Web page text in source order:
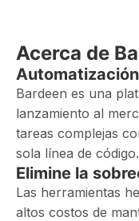
Acerca de
Bardeen es una
lanzamiento al
tareas complejas
sola línea de código.
Elimine la
Las herramientas
altos costos de